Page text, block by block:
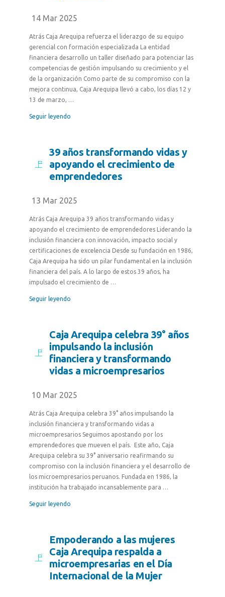
14 Mar 2025
Atrás Caja Arequipa refuerza el liderazgo de su equipo
gerencial con formación especializada La entidad
financiera desarrollo un taller diseñado para potenciar las
competencias de gestión impulsando su crecimiento y el
de la organización Como parte de su compromiso con la
mejora continua, Caja Arequipa llevó a cabo, los días 12 y
13 de marzo, …
Seguir leyendo
39 años transformando vidas y
apoyando el crecimiento de
emprendedores
13 Mar 2025
Atrás Caja Arequipa 39 años transformando vidas y
apoyando el crecimiento de emprendedores Liderando la
inclusión financiera con innovación, impacto social y
certificaciones de excelencia Desde su fundación en 1986,
Caja Arequipa ha sido un pilar fundamental en la inclusión
financiera del país. A lo largo de estos 39 años, ha
impulsado el crecimiento de …
Seguir leyendo
Caja Arequipa celebra 39° años
impulsando la inclusión
financiera y transformando
vidas a microempresarios
10 Mar 2025
Atrás Caja Arequipa celebra 39° años impulsando la
inclusión financiera y transformando vidas a
microempresarios Seguimos apostando por los
emprendedores que mueven el país. Este año, Caja
Arequipa celebra su 39° aniversario reafirmando su
compromiso con la inclusión financiera y el desarrollo de
los microempresarios peruanos. Fundada en 1986, la
institución ha trabajado incansablemente para …
Seguir leyendo
Empoderando a las mujeres
Caja Arequipa respalda a
microempresarias en el Día
Internacional de la Mujer